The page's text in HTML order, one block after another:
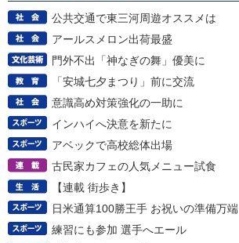
公共交通で東三河周遊オススメは
アールスメロン出荷最盛
門外不出「神なぎの舞」優美に
「安城七夕まつり」前に交流
意識高め対策強化の一助に
インハイへ決意を新たに
アベックで高校総体出場
古民家カフェの人気メニュー試食
【連載 街歩き】
日米通算100勝王手 お祝いの準備万端
練習にも参加 選手へエール